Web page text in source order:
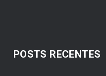
POSTS RECENTES